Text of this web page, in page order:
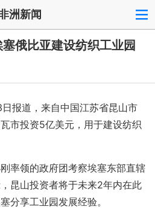
洲新闻
俄比亚建设纺织工业园
报道，来自中国江苏省昆山市
市投资5亿美元，用于建设纺织
率领的政府团考察埃塞东部直辖
昆山投资者将于未来2年内在此
分享工业园发展经验。